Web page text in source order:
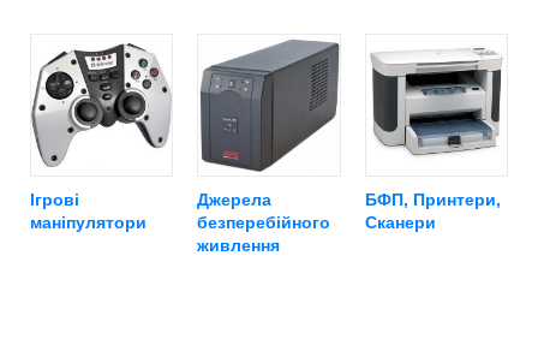
Ігрові
маніпулятори
Джерела
безперебійного
живлення
БФП, Принтери,
Сканери